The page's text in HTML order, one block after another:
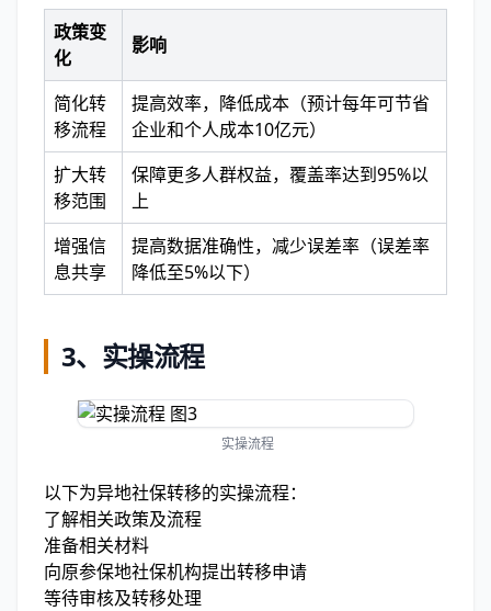
政策变
化
影响
简化转
移流程
提高效率，降低成本（预计每年可节省
企业和个人成本10亿元）
扩大转
移范围
保障更多人群权益，覆盖率达到95%以
上
增强信
息共享
提高数据准确性，减少误差率（误差率
降低至5%以下）
3、 实操流程
实操流程
以下为异地社保转移的实操流程：
了解相关政策及流程
准备相关材料
向原参保地社保机构提出转移申请
等待审核及转移处理